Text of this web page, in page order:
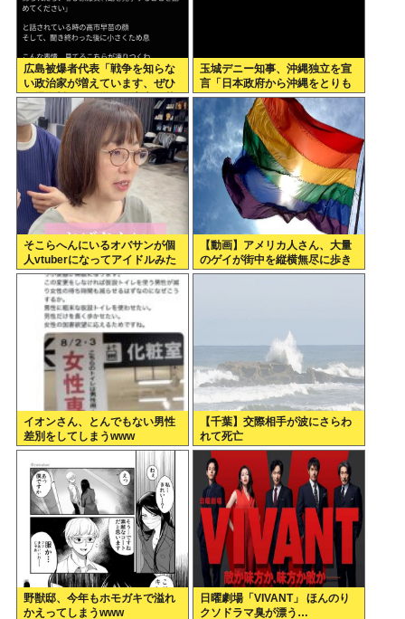
広島被爆者代表「戦争を知らな
い政治家が増えています、ぜひ
原爆資料館に見学へ」高市早苗
「はぁ…(ため息)」ジロッ
玉城デニー知事、沖縄独立を宣
言「日本政府から沖縄をとりも
ろす！！」
そこらへんにいるオバサンが個
人vtuberになってアイドルみた
いに扱わてるのヤバない？
【動画】アメリカ人さん、大量
のゲイが街中を縦横無尽に歩き
回る
イオンさん、とんでもない男性
差別をしてしまうwww
【千葉】交際相手が波にさらわ
れて死亡
野獣邸、今年もホモガキで溢れ
かえってしまうwww
日曜劇場「VIVANT」 ほんのり
クソドラマ臭が漂う…